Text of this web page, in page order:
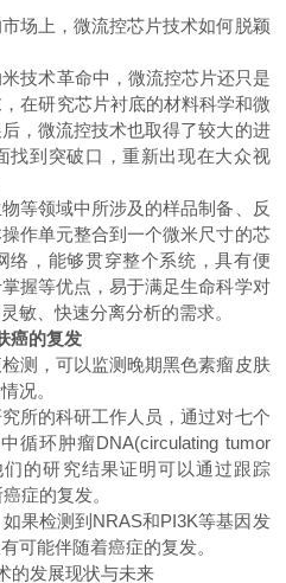
上，微流控芯片技术如何脱颖
术革命中，微流控芯片还只是
在研究芯片衬底的材料科学和微
，微流控技术也取得了较大的进
找到突破口，重新出现在大众视
领域中所涉及的样品制备、反
作单元整合到一个微米尺寸的芯
络，能够贯穿整个系统，具有便
握等优点，易于满足生命科学对
敏、快速分离分析的需求。
的复发
，可以监测晚期黑色素瘤皮肤
况。
的科研工作人员，通过对七个
循环肿瘤DNA(circulating tumor
的研究结果证明可以通过跟踪
症的复发。
检测到NRAS和PI3K等基因发
可能伴随着癌症的复发。